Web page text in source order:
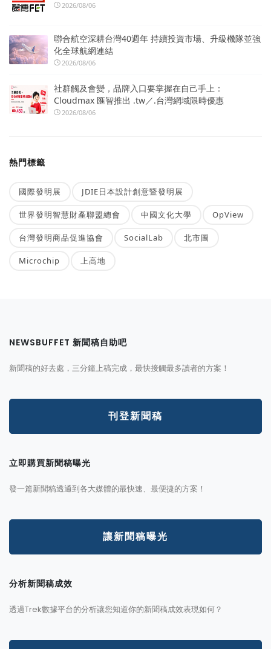
2026/08/06
聯合航空深耕台灣40週年 持續投資市場、升級機隊並強
化全球航網連結
2026/08/06
社群觸及會變，品牌入口要掌握在自己手上：
Cloudmax 匯智推出 .tw／.台灣網域限時優惠
2026/08/06
熱門標籤
國際發明展 JDIE日本設計創意暨發明展
世界發明智慧財產聯盟總會 中國文化大學 OpView
台灣發明商品促進協會 SocialLab 北市圖
Microchip 上高地
NEWSBUFFET 新聞稿自助吧
新聞稿的好去處，三分鐘上稿完成，最快接觸最多讀者的方案！
刊登新聞稿
立即購買新聞稿曝光
發一篇新聞稿透通到各大媒體的最快速、最便捷的方案！
讓新聞稿曝光
分析新聞稿成效
透過Trek數據平台的分析讓您知道你的新聞稿成效表現如何？